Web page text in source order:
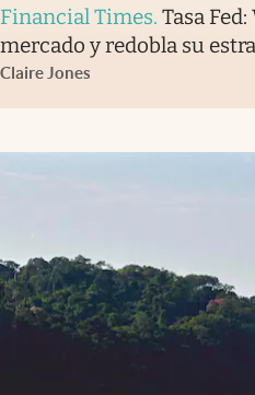
Financial Times. Tasa
mercado y redobla su
Claire Jones